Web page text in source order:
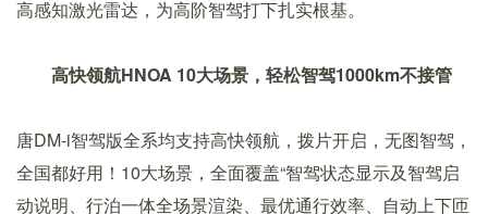
高感知激光雷达，为高阶智驾打下扎实根基。
高快领航HNOA 10大场景，轻松智驾1000km不接管
唐DM-i智驾版全系均支持高快领航，拨片开启，无图智驾，
全国都好用！10大场景，全面覆盖“智驾状态显示及智驾启
动说明、行泊一体全场景渲染、最优通行效率、自动上下匝